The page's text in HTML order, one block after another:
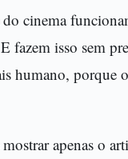
cinema
fazem isso sem
humano, porque
apenas o